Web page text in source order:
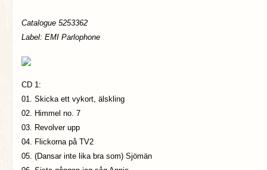
Catalogue 5253362
Label: EMI Parlophone
CD 1:
01. Skicka ett vykort, älskling
02. Himmel no. 7
03. Revolver upp
04. Flickorna på TV2
05. (Dansar inte lika bra som) Sjömän